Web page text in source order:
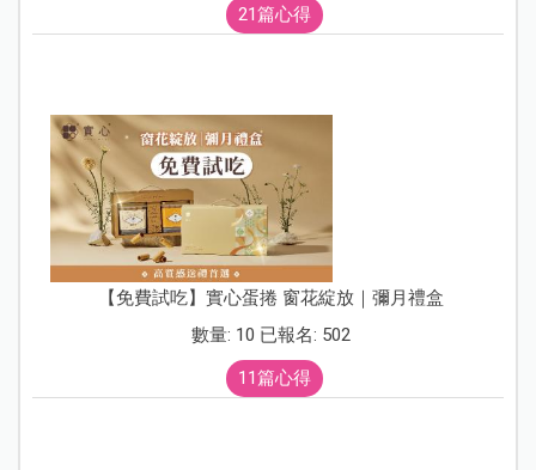
21篇心得
【免費試吃】實心蛋捲 窗花綻放｜彌月禮盒
數量: 10 已報名: 502
11篇心得